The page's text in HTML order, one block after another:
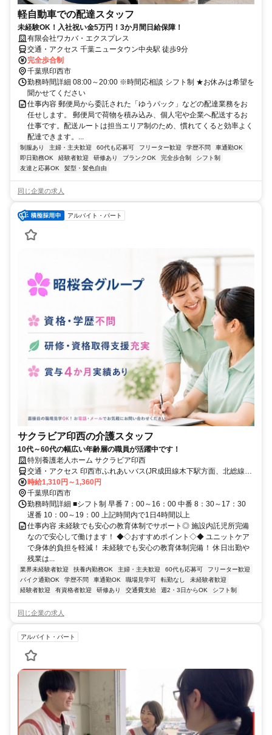
軽自動車での配達スタッフ
未経験OK！入社祝い金5万円！3か月間日給保障！
有限会社ワカバ・エクスプレス
交通・アクセス 千葉ニュータウン中央駅 徒歩9分
完全歩合制
千葉県印西市
勤務時間詳細 08:00～20:00 ※時間応相談 シフト制 ★お休みは希望を
聞かせてください
仕事内容 郵便局から委託された「ゆうパック」などの配達業務をお
任せします。 郵便局で荷物を積み込み、個人宅や企業へ配送するお
仕事です。配送ルートは担当エリア制のため、慣れてくると効率よく
配達できます。...
制服あり 主婦・主夫歓迎 60代も応募可 フリーター歓迎 学歴不問
車通勤OK
即日勤務OK
経験者歓迎 研修あり ブランクOK 完全歩合制
シフト制
友達と応募OK
髪型・髪色自由
同じ企業の求人
アルバイト・パート
サクラビア印西の介護スタッフ
10代～60代の幅広い年齢層の職員が活躍中です！
特別養護老人ホーム サクラビア印西
交通・アクセス 印西市ふれあいバス(JR成田線木下駅方面、北総線印
西牧の原駅方面)「原山東街地区公園」バス停より徒歩3分 ★車・自転
車・バイク通勤OK
時給1,310円～1,360円
千葉県印西市
勤務時間詳細 ■シフト制 早番 7：00～16：00 中番 8：30～17：30
遅番 10：00～19：00 上記時間内で1日4時間以上
仕事内容 未経験でも安心の教育体制でサポート◎ 施設内託児所完備
なので安心して働けます！ ◆◇おすすめポイント◇◆ ユニットケア
で身体的負担を軽減！ 未経験でも安心の教育体制完備！ 休日出勤や
残業は...
業界未経験者歓迎 扶養内勤務OK 主婦・主夫歓迎 60代も応募可
フリーター歓迎
バイク通勤OK
学歴不問 車通勤OK 職場見学可 転勤なし
未経験者歓迎
経験者歓迎
有資格者歓迎 研修あり 交通費支給 週2・3日からOK シフト制
同じ企業の求人
アルバイト・パート